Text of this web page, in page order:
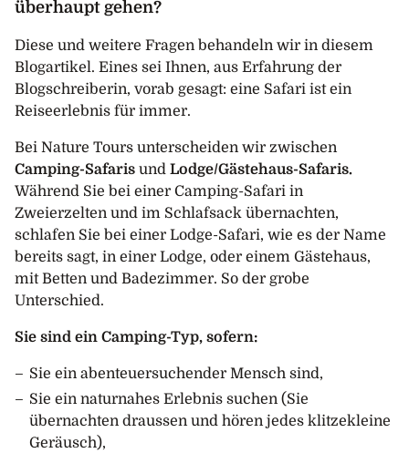
überhaupt gehen?
Diese und weitere Fragen behandeln wir in diesem
Blogartikel. Eines sei Ihnen, aus Erfahrung der
Blogschreiberin, vorab gesagt: eine Safari ist ein
Reiseerlebnis für immer.
Bei Nature Tours unterscheiden wir zwischen
Camping-Safaris und Lodge/Gästehaus-Safaris.
Während Sie bei einer Camping-Safari in
Zweierzelten und im Schlafsack übernachten,
schlafen Sie bei einer Lodge-Safari, wie es der Name
bereits sagt, in einer Lodge, oder einem Gästehaus,
mit Betten und Badezimmer. So der grobe
Unterschied.
Sie sind ein Camping-Typ, sofern:
Sie ein abenteuersuchender Mensch sind,
Sie ein naturnahes Erlebnis suchen (Sie
übernachten draussen und hören jedes klitzekleine
Geräusch),